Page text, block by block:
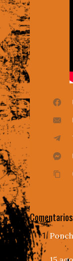
Comentarios